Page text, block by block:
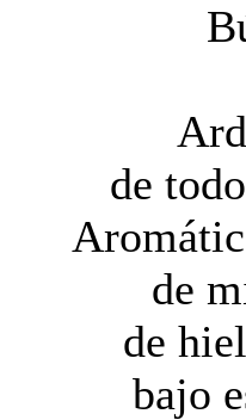
de
de
de
bajo